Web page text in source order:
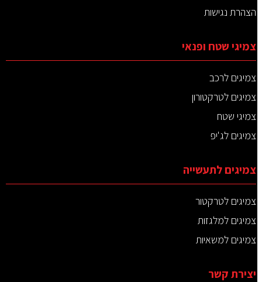
הצהרת נגישות
צמיגי שטח ופנאי
צמיגים לרכב
צמיגים לטרקטורון
צמיגי שטח
צמיגים לג'יפ
צמיגים לתעשייה
צמיגים לטרקטור
צמיגים למלגזות
צמיגים למשאיות
יצירת קשר